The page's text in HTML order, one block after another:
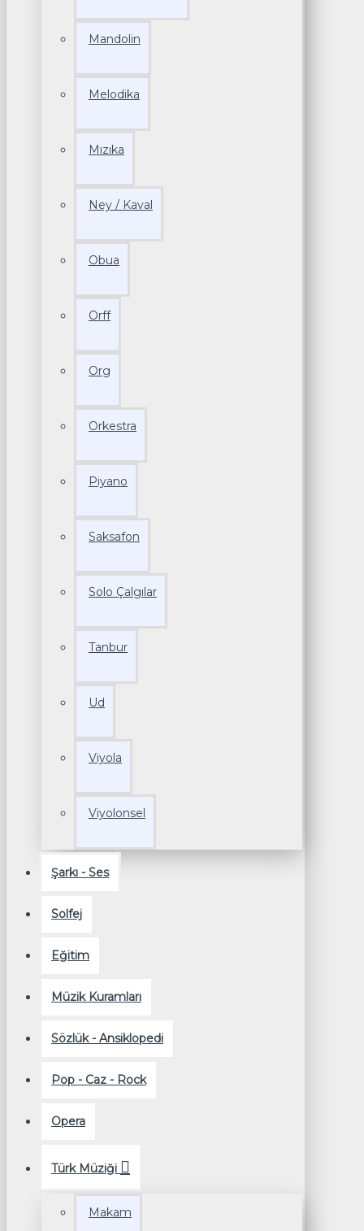
Mandolin
Melodika
Mızıka
Ney / Kaval
Obua
Orff
Org
Orkestra
Piyano
Saksafon
Solo Çalgılar
Tanbur
Ud
Viyola
Viyolonsel
Şarkı - Ses
Solfej
Eğitim
Müzik Kuramları
Sözlük - Ansiklopedi
Pop - Caz - Rock
Opera
Türk Müziği
Makam